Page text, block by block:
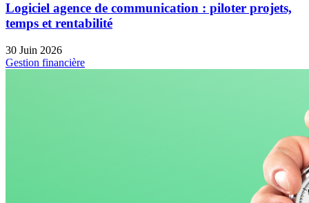
Logiciel agence de communication : piloter projets,
temps et rentabilité
30 Juin 2026
Gestion financière